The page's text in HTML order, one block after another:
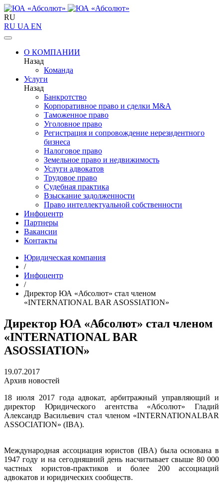
RU
RU UA EN
О КОМПАНИИ
Назад
Команда
Услуги
Назад
Банкротство
Корпоративное право и сделки M&A
Таможенное право
Уголовное право
Регистрация и сопровождение нерезидентного
бизнеса
Налоговое право
Земельное право и недвижимость
Услуги адвокатов
Трудовое право
Судебная практика
Взыскание задолженности
Право интеллектуальной собственности
Инфоцентр
Партнеры
Вакансии
Контакты
Юридическая компания
/
Инфоцентр
/
Директор ЮА «Абсолют» стал членом
«INTERNATIONAL BAR ASOSSIATION»
Директор ЮА «Абсолют» стал членом
«INTERNATIONAL BAR
ASOSSIATION»
19.07.2017
Архив новостей
18 июля 2017 года адвокат, арбитражный управляющий и
директор Юридического агентства «Абсолют» Гладий
Александр Васильевич стал членом «INTERNATIONALBAR
ASSOCIATION» (IBA).
Международная ассоциация юристов (IBA) была основана в
1947 году и на сегодняшний день насчитывает свыше 80 000
частных юристов-практиков и более 200 ассоциаций
адвокатов и юридических сообществ.